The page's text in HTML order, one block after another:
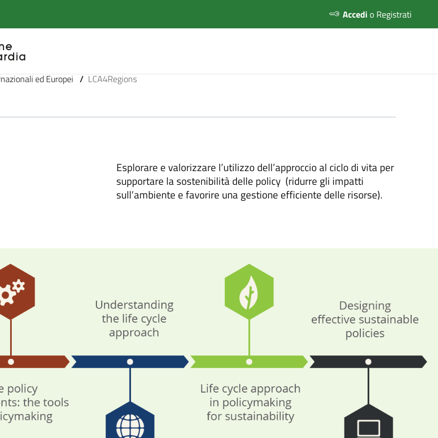
Accedi o Registrati
ed Europei / LCA4Regions
Esplorare e valorizzare l’utilizzo dell’approccio al ciclo di vita per
supportare la sostenibilità delle policy (ridurre gli impatti
sull’ambiente e favorire una gestione efficiente delle risorse).